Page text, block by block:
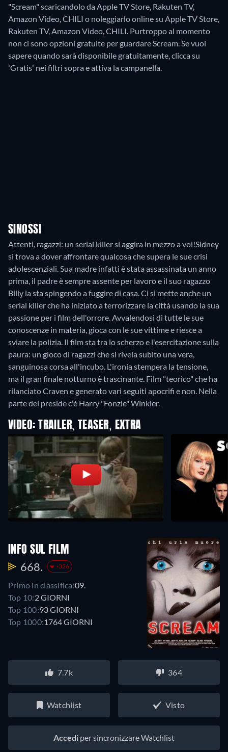
"Scream" scaricandolo da Apple TV Store, Rakuten TV,
Amazon Video, CHILI o noleggiarlo online su Apple TV Store,
Rakuten TV, Amazon Video, CHILI. Purtroppo al momento
non ci sono opzioni gratuite per guardare Scream. Se vuoi
sapere quando sarà disponibile gratuitamente, clicca su
'Gratis' nei filtri sopra e attiva la campanella.
SINOSSI
Attenti, ragazzi: un serial killer si aggira in mezzo a voi!Sidney
si trova a dover affrontare qualcosa che supera le sue crisi
adolescenziali. Sua madre infatti è stata assassinata un anno
prima, il padre è sempre assente per lavoro e il suo ragazzo
Billy la sta spingendo a fuggire di casa. Ci si mette anche un
serial killer che ha iniziato a terrorizzare la città usando la sua
passione per i film dell'orrore. Avvalendosi di tutte le sue
conoscenze in materia, gioca con le sue vittime e riesce a
sviare la polizia. Il film sta tra lo scherzo e l'esercitazione sulla
paura: un gioco di ragazzi che si rivela subito una vera,
sanguinosa corsa all'incubo. L'ironia stempera la tensione,
ma il gran finale notturno è trascinante. Film "teorico" che ha
rilanciato Craven e generato vari seguiti apocrifi e non. Nella
parte del preside c'è Harry "Fonzie" Winkler.
VIDEO: TRAILER, TEASER, EXTRA
INFO SUL FILM
668. -326
Primo in classifica:09.
Top 10:2 GIORNI
Top 100:93 GIORNI
Top 1000:1764 GIORNI
7.7k 364
Watchlist Visto
Accedi per sincronizzare Watchlist